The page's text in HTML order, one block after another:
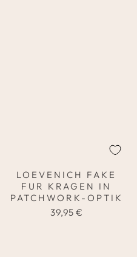
LOEVENICH FAKE
FUR KRAGEN IN
PATCHWORK-OPTIK
39,95 €